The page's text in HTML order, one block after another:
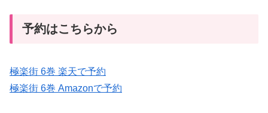
予約はこちらから
極楽街 6巻 楽天で予約
極楽街 6巻 Amazonで予約